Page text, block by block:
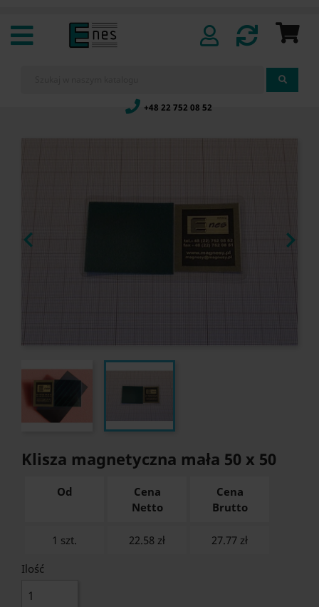
+48 22 752 08 52
 
Klisza magnetyczna mała 50 x 50
Od
Cena
Netto
Cena
Brutto
1 szt. 22.58 zł 27.77 zł
Ilość